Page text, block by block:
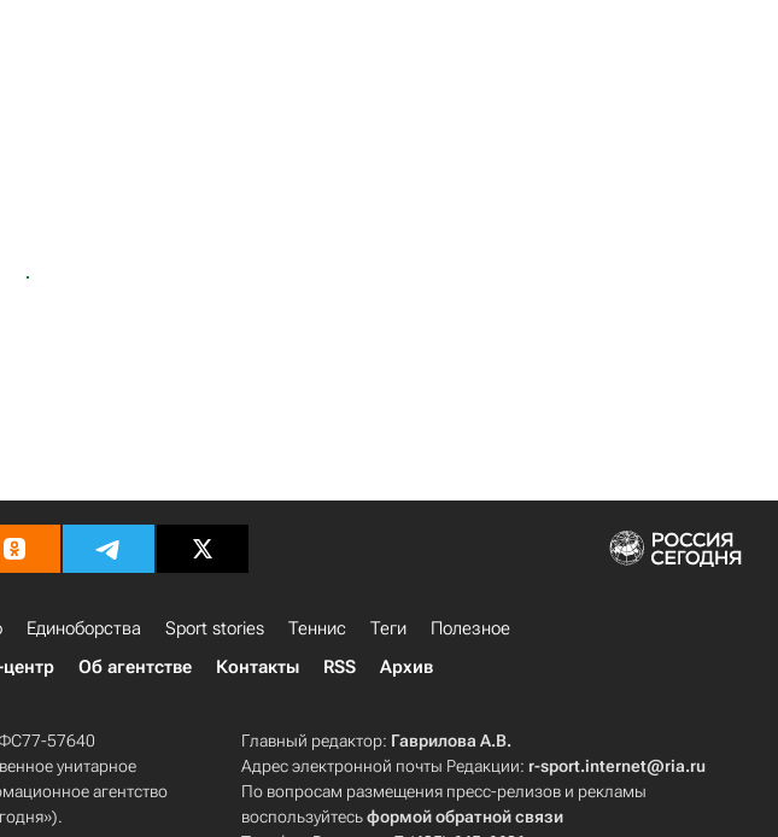
Единоборства Sport stories Теннис Теги
Полезное
Об агентстве Контакты RSS Архив
57640
унитарное
агентство
Главный редактор: Гаврилова А.В.
Адрес электронной почты Редакции: r-sport.internet@ria.ru
По вопросам размещения пресс-релизов и рекламы
воспользуйтесьформой обратной связи